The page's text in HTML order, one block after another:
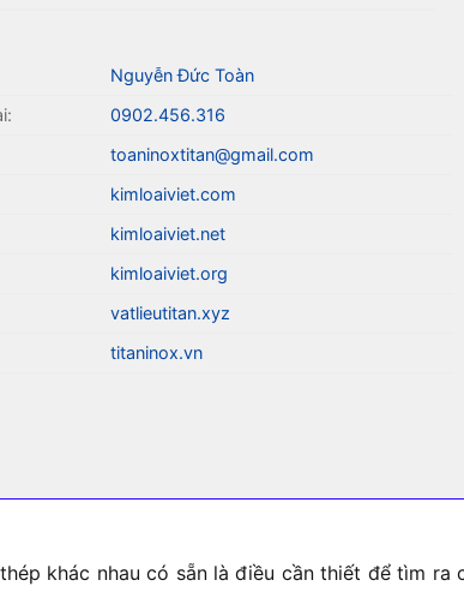
Nguyễn Đức Toàn
0902.456.316
toaninoxtitan@gmail.com
kimloaiviet.com
kimloaiviet.net
kimloaiviet.org
vatlieutitan.xyz
titaninox.vn
khác nhau có sẵn là điều cần thiết để tìm ra